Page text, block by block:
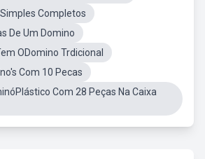
Completos
De Um Domino
ODomino Trdicional
Com 10 Pecas
Com 28 Peças Na Caixa